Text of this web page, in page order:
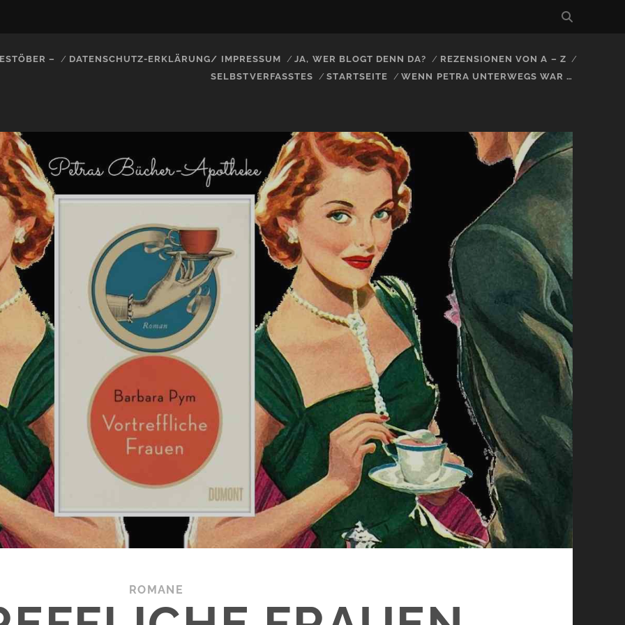
– DATENSCHUTZ-ERKLÄRUNG/ IMPRESSUM JA, WER BLOGT DENN DA?
REZENSIONEN VON A – Z
SELBSTVERFASSTES
STARTSEITE WENN PETRA UNTERWEGS WAR …
ROMANE